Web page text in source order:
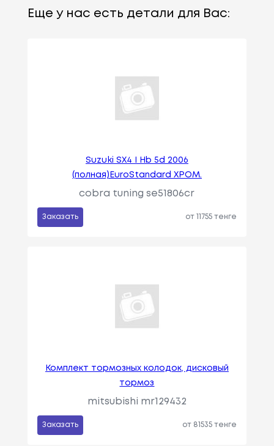
Еще у нас есть детали для Вас:
Suzuki SХ4 I Hb 5d 2006
(полная)EuroStandard ХРОМ.
cobra tuning se51806cr
Заказать от 11755 тенге
Комплект тормозных колодок, дисковый
тормоз
mitsubishi mr129432
Заказать от 81535 тенге